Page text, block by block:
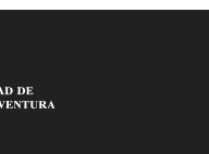
teorías de
realmente